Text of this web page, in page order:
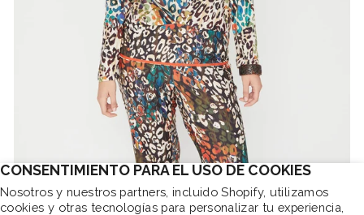
CONSENTIMIENTO PARA EL USO DE COOKIES
Nosotros y nuestros partners, incluido Shopify, utilizamos
cookies y otras tecnologías para personalizar tu experiencia,
CAMISETA LEOPARDO MULTICOLOR